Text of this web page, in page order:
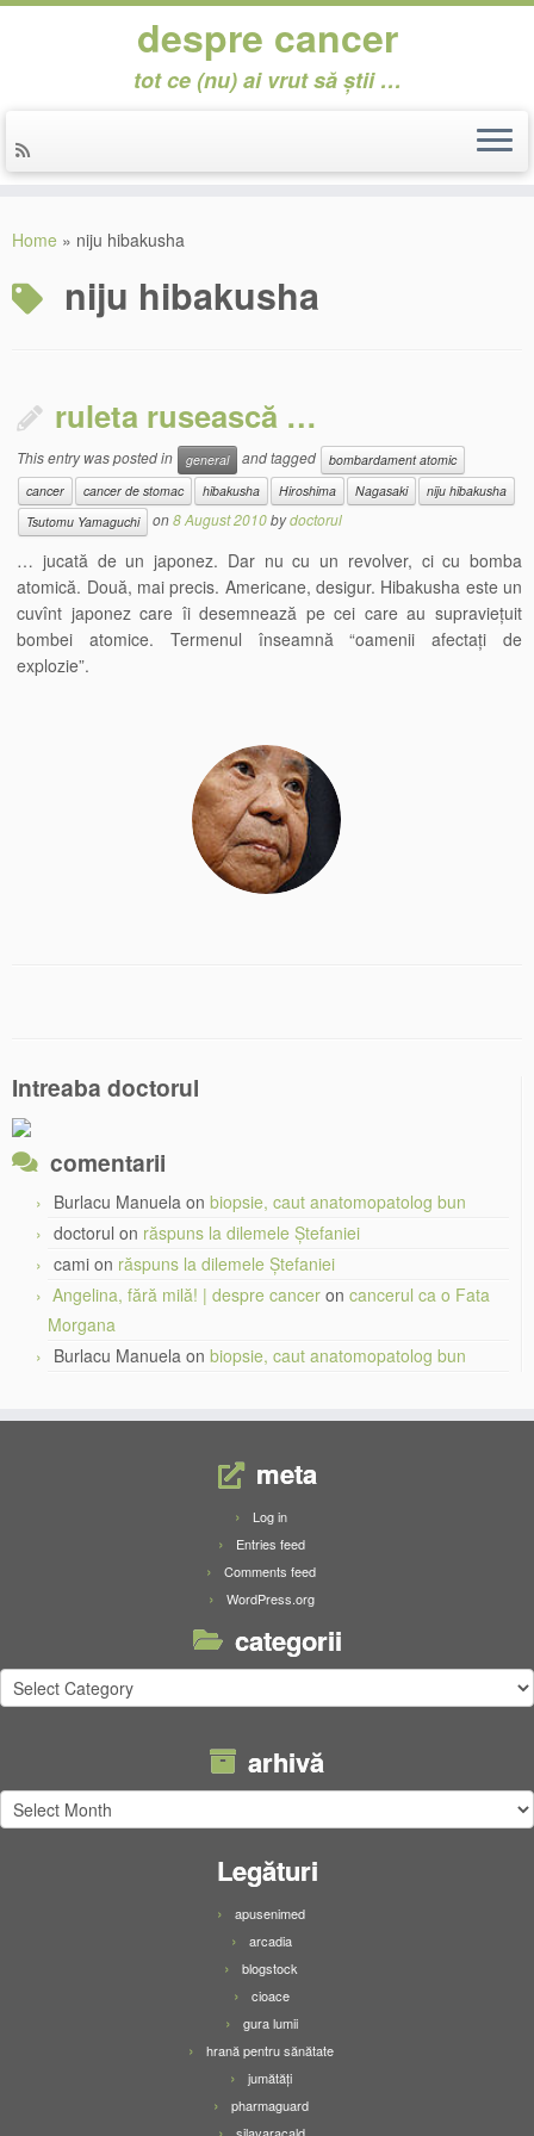
despre cancer
tot ce (nu) ai vrut să știi …
Home » niju hibakusha
niju hibakusha
ruleta rusească …
This entry was posted in general and tagged
bombardament atomic
cancer
cancer de stomac hibakusha Hiroshima Nagasaki
niju hibakusha
Tsutomu Yamaguchi
on8 August 2010bydoctorul
… jucată de un japonez. Dar nu cu un revolver, ci cu bomba
atomică. Două, mai precis. Americane, desigur. Hibakusha este un
cuvînt japonez care îi desemnează pe cei care au supraviețuit
bombei atomice. Termenul înseamnă “oamenii afectați de
explozie”.
Intreaba doctorul
comentarii
Burlacu Manuela on biopsie, caut anatomopatolog bun
doctorul on răspuns la dilemele Ștefaniei
cami on răspuns la dilemele Ștefaniei
Angelina, fără milă! | despre cancer on cancerul ca o Fata
Morgana
Burlacu Manuela on biopsie, caut anatomopatolog bun
meta
Log in
Entries feed
Comments feed
WordPress.org
categorii
categorii
arhivă
arhivă
Legături
apusenimed
arcadia
blogstock
cioace
gura lumii
hrană pentru sănătate
jumătăți
pharmaguard